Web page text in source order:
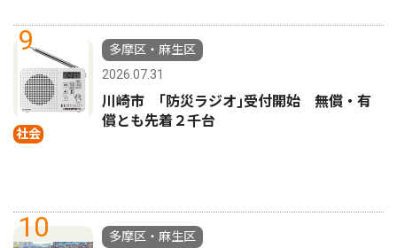
9
社会
多摩区・麻生区
2026.07.31
川崎市 ｢防災ラジオ｣受付開始 無償・有
償とも先着２千台
10 多摩区・麻生区